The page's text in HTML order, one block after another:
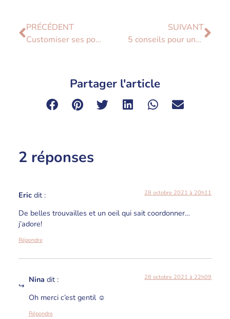
PRÉCÉDENT
Customiser ses pots en terre cuite
SUIVANT
5 conseils pour une décoration automnale réussie
Partager l'article
2 réponses
Eric dit : 28 octobre 2021 à 20h11
De belles trouvailles et un oeil qui sait coordonner…
j’adore!
Répondre
Nina dit : 28 octobre 2021 à 22h09
Oh merci c’est gentil ☺️
Répondre